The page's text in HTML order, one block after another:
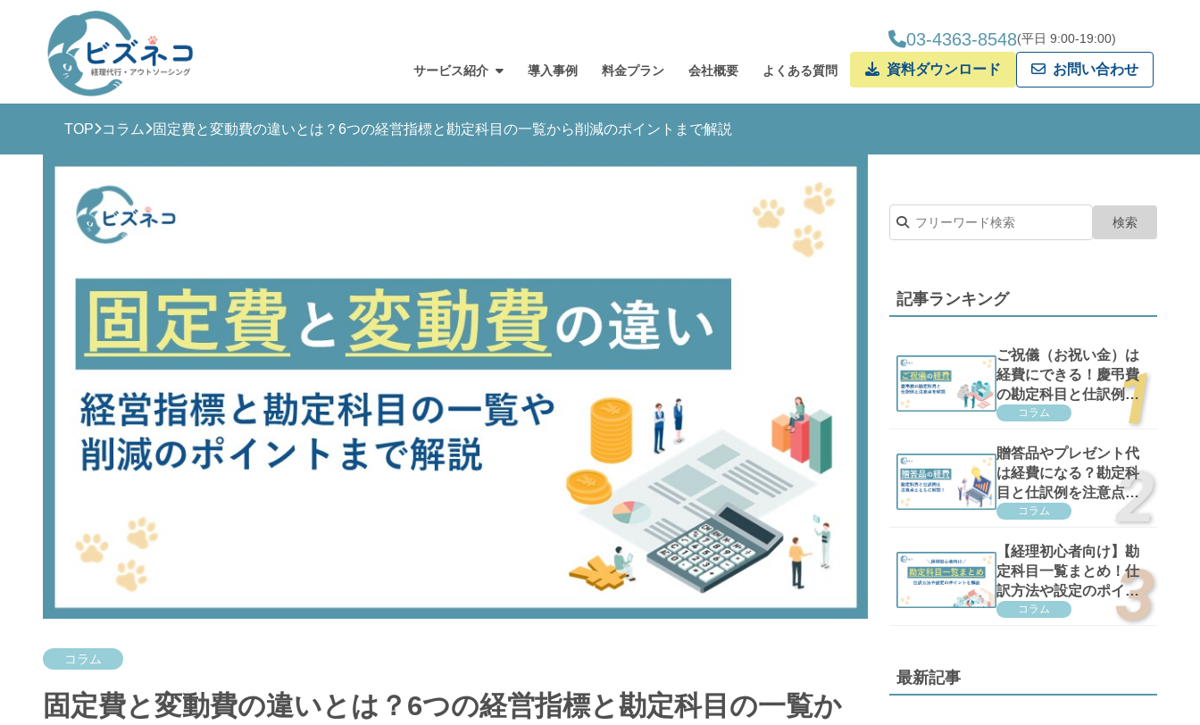
サービス紹介
ビズネコとは？ サービス一覧 導入までの流れ
導入事例 料金プラン 会社概要 よくある質問
03-4363-8548(平日 9:00-19:00)
資料ダウンロード お問い合わせ
TOP コラム 固定費と変動費の違いとは？6つの経営指標と勘定科目の一覧から削減のポイントまで解説
コラム
固定費と変動費の違いとは？6つの経営指標と勘定科目の一覧か
記事ランキング
ご祝儀（お祝い金）は
経費にできる！慶弔費
の勘定科目と仕訳例と
注意点を解説
コラム
贈答品やプレゼント代
は経費になる？勘定科
目と仕訳例を注意点と
ともに解説！
コラム
【経理初心者向け】勘
定科目一覧まとめ！仕
訳方法や設定のポイン
トを解説
コラム
最新記事